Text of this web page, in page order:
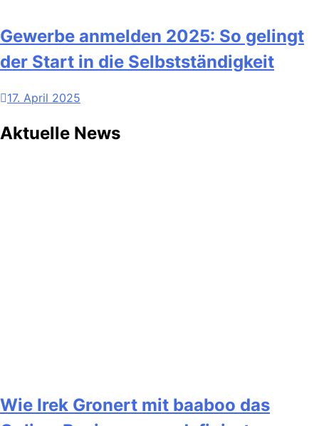
Gewerbe anmelden 2025: So gelingt
der Start in die Selbstständigkeit
17. April 2025
Aktuelle News
Wie Irek Gronert mit baaboo das